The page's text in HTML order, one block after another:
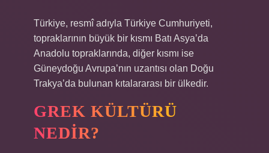
Türkiye, resmî adıyla Türkiye Cumhuriyeti,
topraklarının büyük bir kısmı Batı Asya’da
Anadolu topraklarında, diğer kısmı ise
Güneydoğu Avrupa’nın uzantısı olan Doğu
Trakya’da bulunan kıtalararası bir ülkedir.
GREK KÜLTÜRÜ
NEDIR?